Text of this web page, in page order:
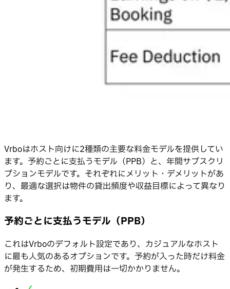
Vrboはホスト向けに2種類の主要な料金モデルを提供してい
ます。予約ごとに支払うモデル（PPB）と、年間サブスクリ
プションモデルです。それぞれにメリット・デメリットがあ
り、最適な選択は物件の貸出頻度や収益目標によって異なり
ます。
予約ごとに支払うモデル（PPB）
これはVrboのデフォルト設定であり、カジュアルなホスト
に最も人気のあるオプションです。予約が入った時だけ料金
が発生するため、初期費用は一切かかりません。